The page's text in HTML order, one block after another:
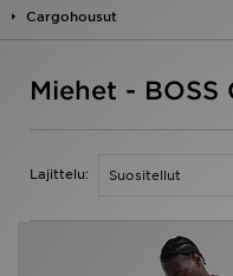
Cargohousut
Miehet - BOSS
Lajittelu: